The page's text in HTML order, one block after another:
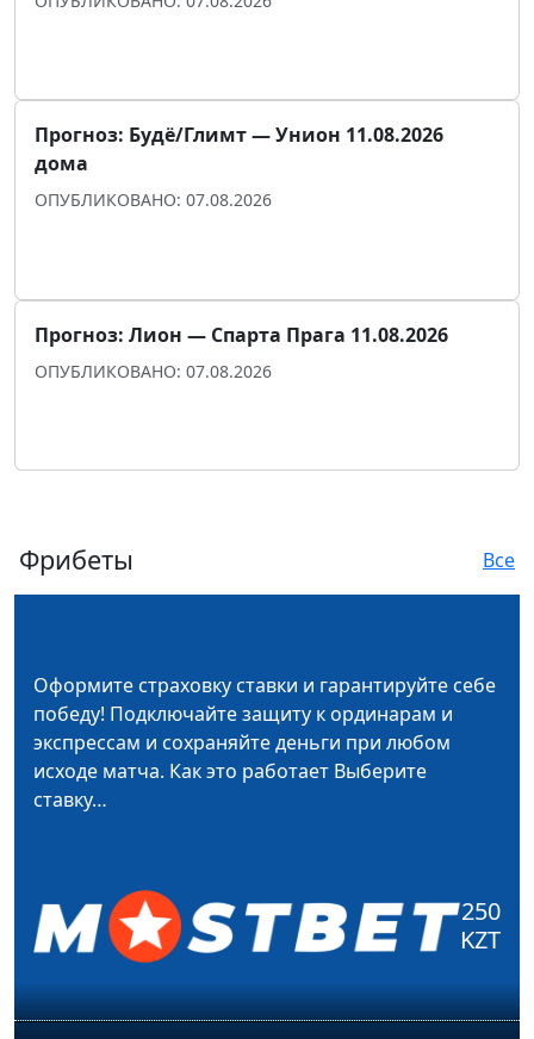
Прогноз: Будё/Глимт — Унион 11.08.2026
дома
ОПУБЛИКОВАНО: 07.08.2026
Прогноз: Лион — Спарта Прага 11.08.2026
ОПУБЛИКОВАНО: 07.08.2026
Фрибеты Все
Оформите страховку ставки и гарантируйте себе
победу! Подключайте защиту к ординарам и
экспрессам и сохраняйте деньги при любом
исходе матча. Как это работает Выберите
ставку…
250
KZT